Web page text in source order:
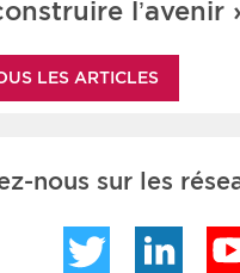
l’avenir
LES ARTICLES
nous sur les
Twitter